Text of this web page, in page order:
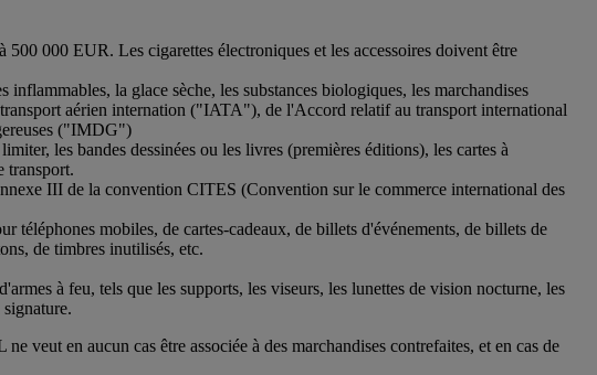
000 EUR. Les cigarettes électroniques et les accessoires doivent être
inflammables, la glace sèche, les substances biologiques, les marchandises
aérien internation ("IATA"), de l'Accord relatif au transport international
("IMDG")
les bandes dessinées ou les livres (premières éditions), les cartes à
transport.
III de la convention CITES (Convention sur le commerce international des
téléphones mobiles, de cartes-cadeaux, de billets d'événements, de billets de
de timbres inutilisés, etc.
à feu, tels que les supports, les viseurs, les lunettes de vision nocturne, les
veut en aucun cas être associée à des marchandises contrefaites, et en cas de